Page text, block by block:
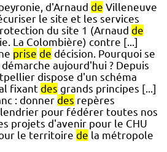
d'Arnaud de Villeneuve
le site et les services
du site 1 (Arnaud de
La Colombière) contre [...]
prise de décision. Pourquoi se
aujourd'hui ? Depuis
dispose d'un schéma
fixant des grands principes [...]
: donner des repères
pour fédérer toutes nos
projets d'avenir pour le CHU
le territoire de la métropole